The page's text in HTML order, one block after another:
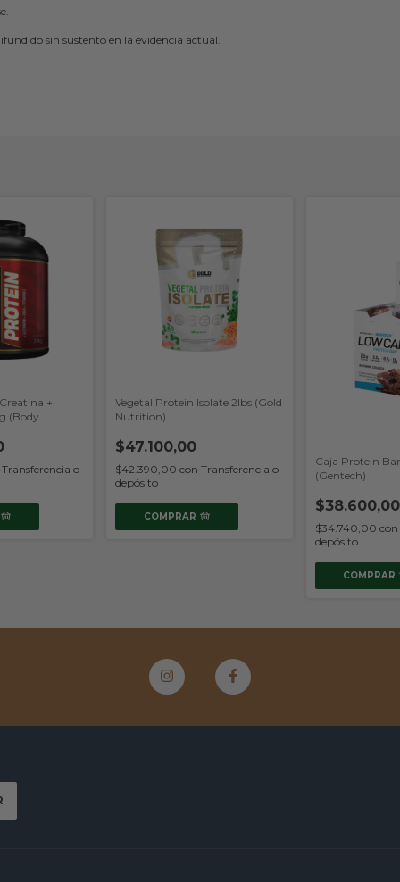
sin sustento en la evidencia actual.
+
(Body
Transferencia o
Vegetal Protein Isolate 2lbs (Gold
Nutrition)
$47.100,00
$42.390,00con Transferencia o
depósito
COMPRAR
Caja Protein
(Gentech)
$38.600,00
$34.740,00 con
depósito
COMPRAR